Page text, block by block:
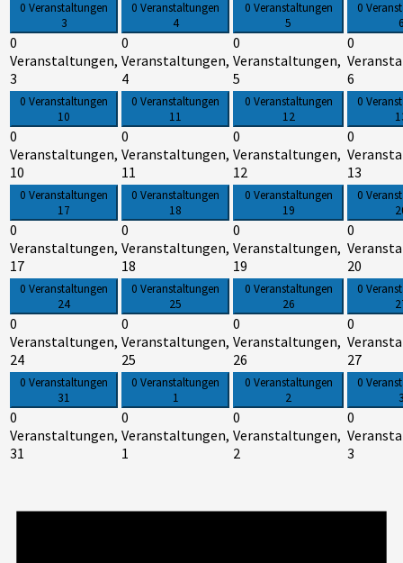
0 Veranstaltungen
3
0
Veranstaltungen,
3
0 Veranstaltungen
4
0
Veranstaltungen,
4
0 Veranstaltungen
5
0
Veranstaltungen,
5
0
0
6
0 Veranstaltungen
10
0
Veranstaltungen,
10
0 Veranstaltungen
11
0
Veranstaltungen,
11
0 Veranstaltungen
12
0
Veranstaltungen,
12
0
0
13
0 Veranstaltungen
17
0
Veranstaltungen,
17
0 Veranstaltungen
18
0
Veranstaltungen,
18
0 Veranstaltungen
19
0
Veranstaltungen,
19
0
0
20
0 Veranstaltungen
24
0
Veranstaltungen,
24
0 Veranstaltungen
25
0
Veranstaltungen,
25
0 Veranstaltungen
26
0
Veranstaltungen,
26
0
0
27
0 Veranstaltungen
31
0
Veranstaltungen,
31
0 Veranstaltungen
1
0
Veranstaltungen,
1
0 Veranstaltungen
2
0
Veranstaltungen,
2
0
0
3